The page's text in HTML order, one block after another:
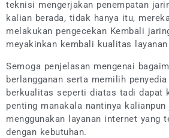
teknisi mengerjakan penempatan
kalian berada, tidak hanya itu,
melakukan pengecekan Kembali
meyakinkan kembali kualitas
Semoga penjelasan mengenai
berlangganan serta memilih
berkualitas seperti diatas tadi dapat
penting manakala nantinya kalianpun
menggunakan layanan internet yang
dengan kebutuhan.